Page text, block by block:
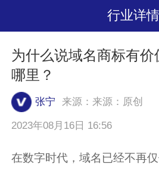
行业详情
为什么说域名商标有
哪里？
张宁 来源：来源：原创
2023年08月16日 16:56
在数字时代，域名已经不再